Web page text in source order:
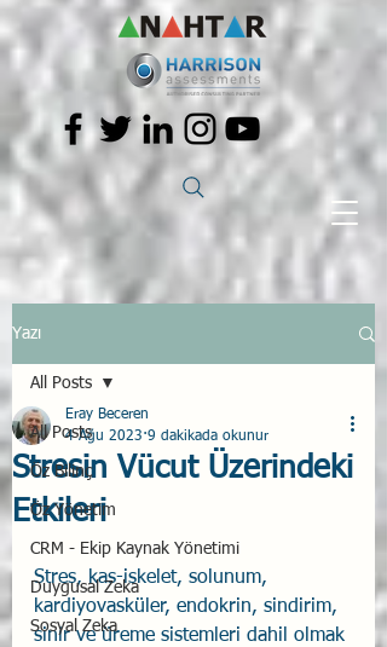
Yazı
All Posts
Öz Bilinç
Öz Yönetim
CRM - Ekip Kaynak Yönetimi
Duygusal Zeka
Sosyal Zeka
All Posts
Stresin Vücut Üzerindeki
Etkileri
Eray Beceren
4 Ağu 2023 9 dakikada okunur
Stres, kas-iskelet, solunum,
kardiyovasküler, endokrin, sindirim,
sinir ve üreme sistemleri dahil olmak